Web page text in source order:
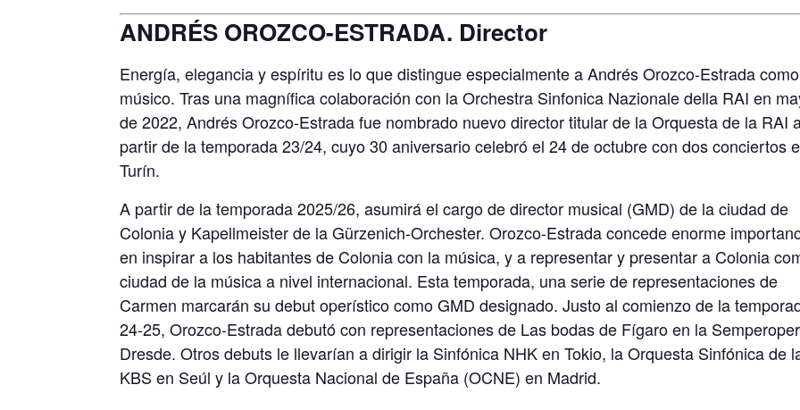
ANDRÉS OROZCO-ESTRADA. Director
Energía, elegancia y espíritu es lo que distingue especialmente a Andrés Orozco-Estrada como
músico. Tras una magnífica colaboración con la Orchestra Sinfonica Nazionale della RAI en
de 2022, Andrés Orozco-Estrada fue nombrado nuevo director titular de la Orquesta de la RAI
partir de la temporada 23/24, cuyo 30 aniversario celebró el 24 de octubre con dos conciertos
Turín.
A partir de la temporada 2025/26, asumirá el cargo de director musical (GMD) de la ciudad de
Colonia y Kapellmeister de la Gürzenich-Orchester. Orozco-Estrada concede enorme
en inspirar a los habitantes de Colonia con la música, y a representar y presentar a Colonia
ciudad de la música a nivel internacional. Esta temporada, una serie de representaciones de
Carmen marcarán su debut operístico como GMD designado. Justo al comienzo de la
24-25, Orozco-Estrada debutó con representaciones de Las bodas de Fígaro en la
Dresde. Otros debuts le llevarían a dirigir la Sinfónica NHK en Tokio, la Orquesta Sinfónica de
KBS en Seúl y la Orquesta Nacional de España (OCNE) en Madrid.